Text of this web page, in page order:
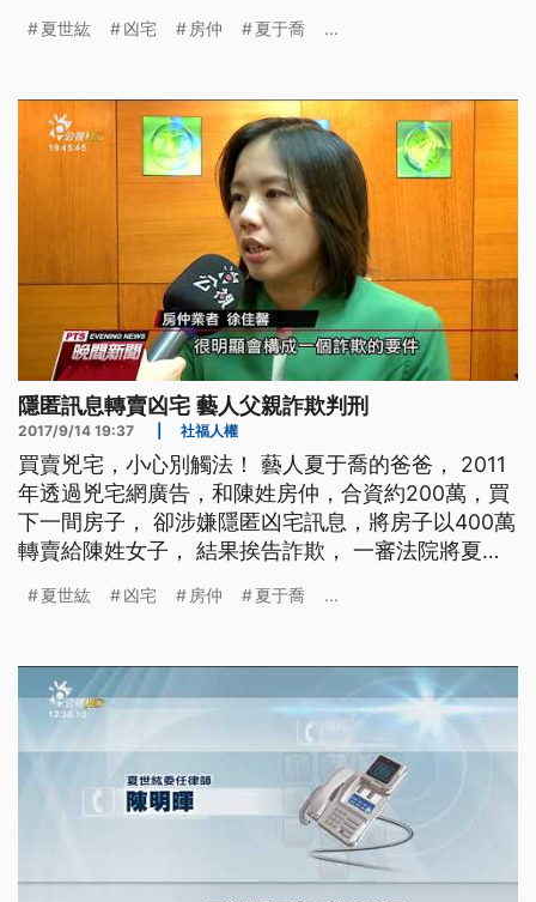
成和解，獲得緩刑。 曾經和藝人女兒夏于喬上節目
起買賣房屋糾紛，2011年，他和房仲合資近200萬，
透過凶
夏世紘 凶宅 房仲 夏于喬 ...
隱匿訊息轉賣凶宅 藝人父親詐欺判刑
2017/9/14 19:37 社福人權
買賣兇宅，小心別觸法！ 藝人夏于喬的爸爸， 2011
年透過兇宅網廣告，和陳姓房仲，合資約200萬，買
下一間房子， 卻涉嫌隱匿凶宅訊息，將房子以400萬
轉賣給陳姓女子， 結果挨告詐欺， 一審法院將夏于
成和解，獲得緩刑。 曾經和藝人女兒夏于喬上節目
起買賣房屋糾紛，2011年，他和房仲合資近200萬，
透過凶
夏世紘 凶宅 房仲 夏于喬 ...